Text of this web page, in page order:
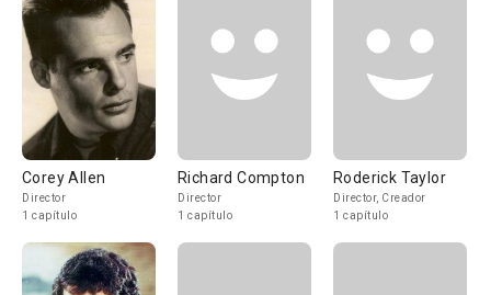
Corey Allen
Director
1 capítulo
Richard Compton
Director
1 capítulo
Roderick Taylor
Director, Creador
1 capítulo